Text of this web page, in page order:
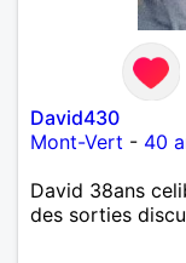
David430
Mont-Vert - 40
David 38ans
des sorties